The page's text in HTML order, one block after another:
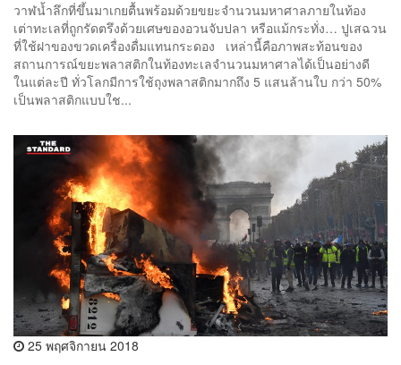
วาฬน้ำลึกที่ขึ้นมาเกยตื้นพร้อมด้วยขยะจำนวนมหาศาลภายในท้อง
เต่าทะเลที่ถูกรัดตรึงด้วยเศษของอวนจับปลา หรือแม้กระทั่ง… ปูเสฉวน
ที่ใช้ฝาของขวดเครื่องดื่มแทนกระดอง เหล่านี้คือภาพสะท้อนของ
สถานการณ์ขยะพลาสติกในท้องทะเลจำนวนมหาศาลได้เป็นอย่างดี
ในแต่ละปี ทั่วโลกมีการใช้ถุงพลาสติกมากถึง 5 แสนล้านใบ กว่า 50%
เป็นพลาสติกแบบใช...
25 พฤศจิกายน 2018